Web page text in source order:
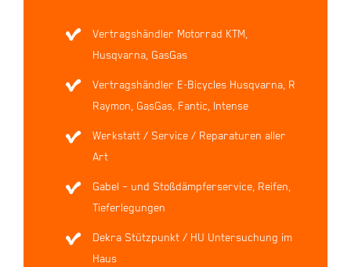
Vertragshändler Motorrad KTM,
Husqvarna, GasGas
Vertragshändler E-Bicycles Husqvarna, R
Raymon, GasGas, Fantic, Intense
Werkstatt / Service / Reparaturen aller
Art
Gabel – und Stoßdämpferservice, Reifen,
Tieferlegungen
Dekra Stützpunkt / HU Untersuchung im
Haus